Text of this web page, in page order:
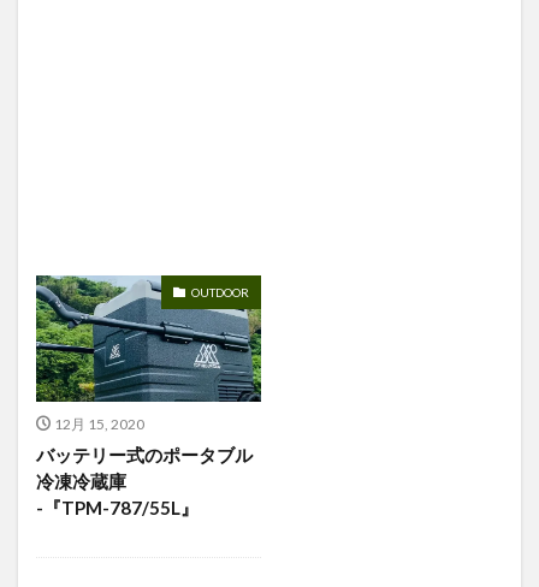
OUTDOOR
12月 15, 2020
バッテリー式のポータブル
冷凍冷蔵庫
-『TPM-787/55L』